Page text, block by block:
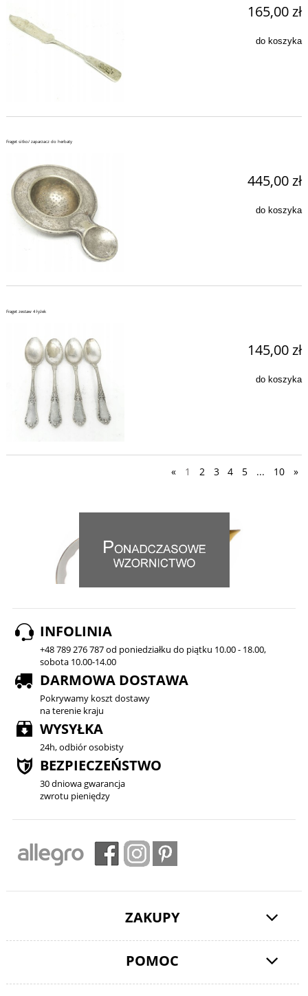
165,00 zł
do koszyka
Fraget sitko/ zaparzacz do herbaty
445,00 zł
do koszyka
Fraget zestaw 4 łyżek
145,00 zł
do koszyka
« 1 2 3 4 5 ... 10 »
INFOLINIA
+48 789 276 787 od poniedziałku do piątku 10.00 - 18.00,
sobota 10.00-14.00
DARMOWA DOSTAWA
Pokrywamy koszt dostawy
na terenie kraju
WYSYŁKA
24h, odbiór osobisty
BEZPIECZEŃSTWO
30 dniowa gwarancja
zwrotu pieniędzy
ZAKUPY
POMOC